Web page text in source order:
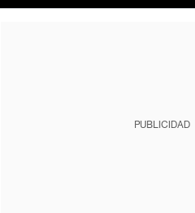
PUBLICIDAD